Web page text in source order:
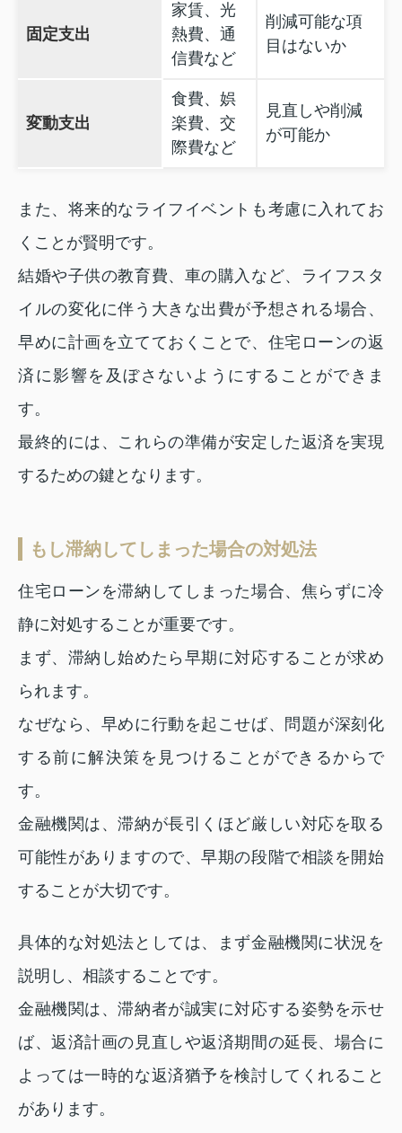
固定支出
家賃、光
熱費、通
信費など
削減可能な項
目はないか
変動支出
食費、娯
楽費、交
際費など
見直しや削減
が可能か
また、将来的なライフイベントも考慮に入れてお
くことが賢明です。
結婚や子供の教育費、車の購入など、ライフスタ
イルの変化に伴う大きな出費が予想される場合、
早めに計画を立てておくことで、住宅ローンの返
済に影響を及ぼさないようにすることができま
す。
最終的には、これらの準備が安定した返済を実現
するための鍵となります。
もし滞納してしまった場合の対処法
住宅ローンを滞納してしまった場合、焦らずに冷
静に対処することが重要です。
まず、滞納し始めたら早期に対応することが求め
られます。
なぜなら、早めに行動を起こせば、問題が深刻化
する前に解決策を見つけることができるからで
す。
金融機関は、滞納が長引くほど厳しい対応を取る
可能性がありますので、早期の段階で相談を開始
することが大切です。
具体的な対処法としては、まず金融機関に状況を
説明し、相談することです。
金融機関は、滞納者が誠実に対応する姿勢を示せ
ば、返済計画の見直しや返済期間の延長、場合に
よっては一時的な返済猶予を検討してくれること
があります。